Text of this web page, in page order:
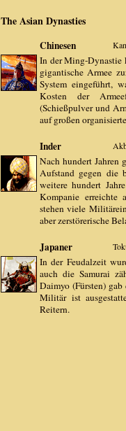
The Asian Dynasties
Chinesen
In der Ming-Dynastie
gigantische Armee
System eingeführt,
Kosten der
(Schießpulver und
auf großen
Inder
Nach hundert Jahren
Aufstand gegen die
weitere hundert
Kompanie erreichte
stehen viele
aber zerstörerische
Japaner
In der Feudalzeit
auch die Samurai
Daimyo (Fürsten) gab
Militär ist
Reitern.